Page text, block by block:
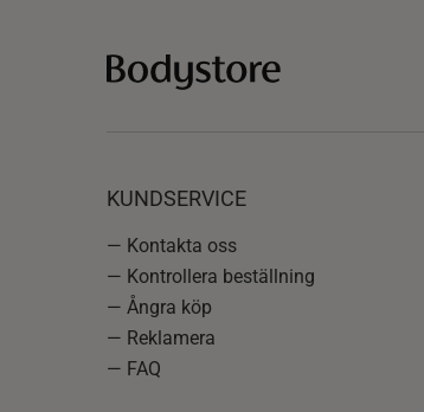
KUNDSERVICE
— Kontakta oss
— Kontrollera beställning
— Ångra köp
— Reklamera
— FAQ